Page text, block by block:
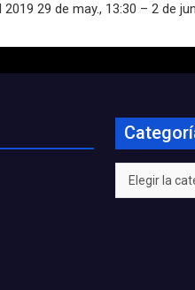
2019 29 de may., 13:30 – 2 de
Categorías